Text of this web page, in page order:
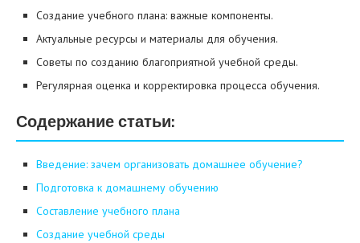
Создание учебного плана: важные компоненты.
Актуальные ресурсы и материалы для обучения.
Советы по созданию благоприятной учебной среды.
Регулярная оценка и корректировка процесса обучения.
Содержание статьи:
Введение: зачем организовать домашнее обучение?
Подготовка к домашнему обучению
Составление учебного плана
Создание учебной среды